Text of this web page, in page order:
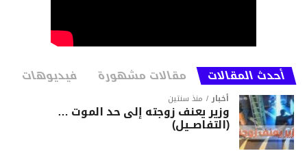
أحدث المقالات مقالات مشهورة فيديوهات
أخبار منذ سنتين
وزير يعنف زوجته إلى حد الموت …
(التفاصــيل)